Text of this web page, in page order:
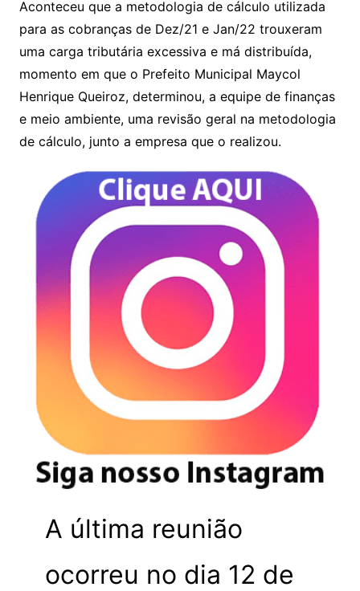
Aconteceu que a metodologia de cálculo utilizada
para as cobranças de Dez/21 e Jan/22 trouxeram
uma carga tributária excessiva e má distribuída,
momento em que o Prefeito Municipal Maycol
Henrique Queiroz, determinou, a equipe de finanças
e meio ambiente, uma revisão geral na metodologia
de cálculo, junto a empresa que o realizou.
A última reunião
ocorreu no dia 12 de